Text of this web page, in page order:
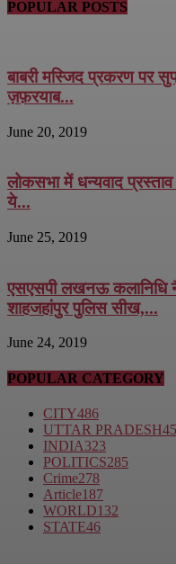
POPULAR POSTS
बाबरी मस्जिद प्रकरण पर
ज़फ़रयाब...
June 20, 2019
लोकसभा में धन्यवाद प्रस्ताव
ये...
June 25, 2019
एसएसपी लखनऊ कलानिधि
शाहजहांपुर पुलिस सीख,...
June 24, 2019
POPULAR CATEGORY
CITY486
UTTAR PRADESH
INDIA323
POLITICS285
Crime278
Article187
WORLD132
STATE46